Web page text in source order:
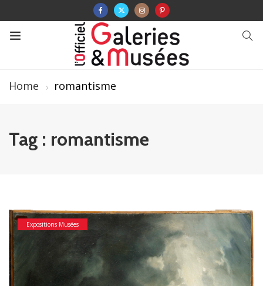
Home romantisme
Tag : romantisme
Expositions Musées